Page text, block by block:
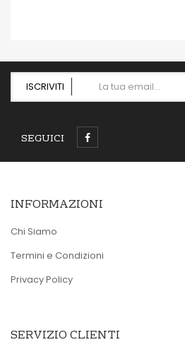
ISCRIVITI
SEGUICI
INFORMAZIONI
Chi Siamo
Termini e Condizioni
Privacy Policy
SERVIZIO CLIENTI